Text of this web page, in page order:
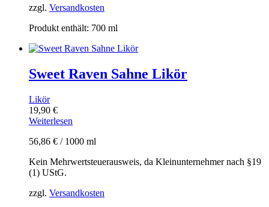
zzgl. Versandkosten
Produkt enthält: 700 ml
Sweet Raven Sahne Likör
Likör
19,90 €
Weiterlesen
56,86 € / 1000 ml
Kein Mehrwertsteuerausweis, da Kleinunternehmer nach §19
(1) UStG.
zzgl. Versandkosten